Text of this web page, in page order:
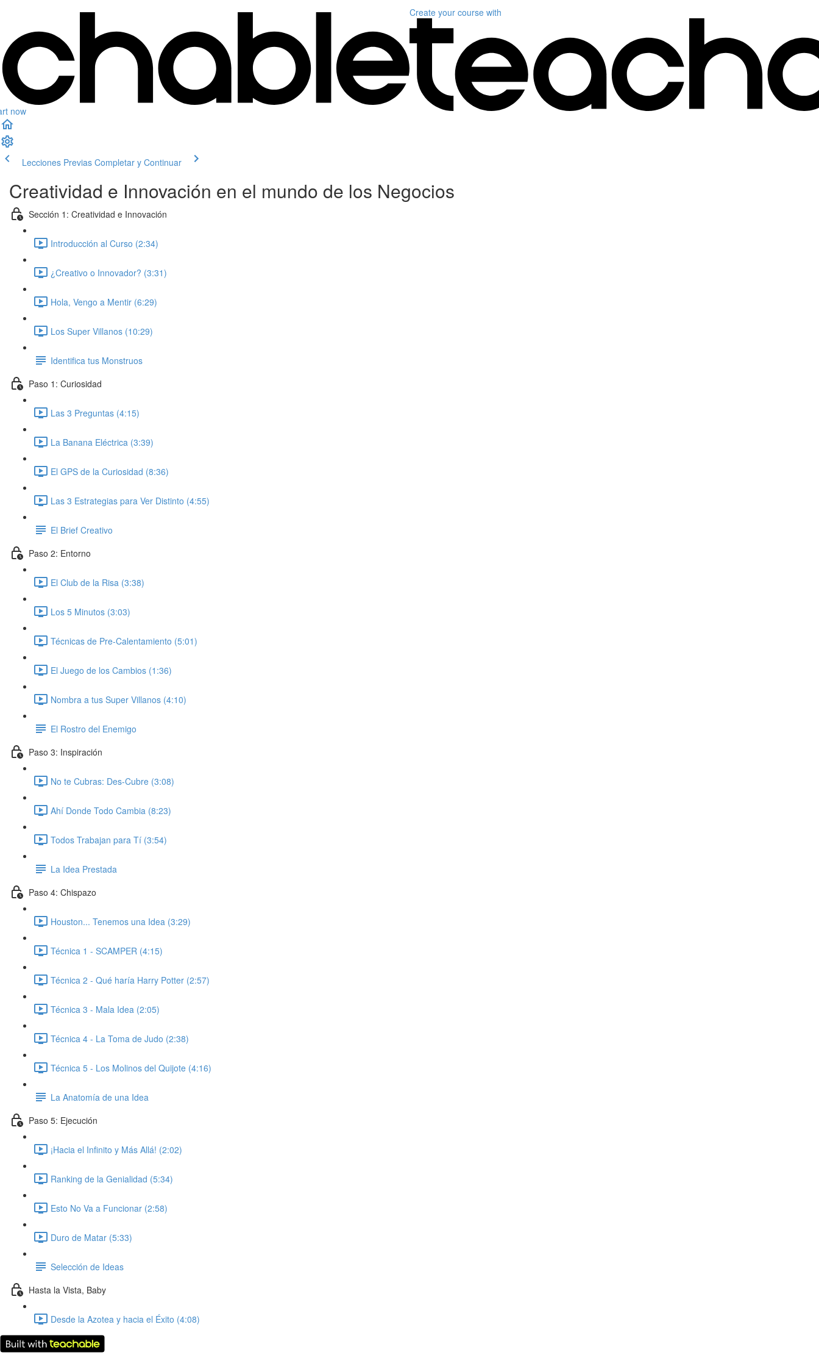
now
Create your course with
Lecciones Previas Completar y Continuar
Creatividad e Innovación en el mundo de los Negocios
Sección 1: Creatividad e Innovación
Introducción al Curso (2:34)
¿Creativo o Innovador? (3:31)
Hola, Vengo a Mentir (6:29)
Los Super Villanos (10:29)
Identifica tus Monstruos
Paso 1: Curiosidad
Las 3 Preguntas (4:15)
La Banana Eléctrica (3:39)
El GPS de la Curiosidad (8:36)
Las 3 Estrategias para Ver Distinto (4:55)
El Brief Creativo
Paso 2: Entorno
El Club de la Risa (3:38)
Los 5 Minutos (3:03)
Técnicas de Pre-Calentamiento (5:01)
El Juego de los Cambios (1:36)
Nombra a tus Super Villanos (4:10)
El Rostro del Enemigo
Paso 3: Inspiración
No te Cubras: Des-Cubre (3:08)
Ahí Donde Todo Cambia (8:23)
Todos Trabajan para Tí (3:54)
La Idea Prestada
Paso 4: Chispazo
Houston... Tenemos una Idea (3:29)
Técnica 1 - SCAMPER (4:15)
Técnica 2 - Qué haría Harry Potter (2:57)
Técnica 3 - Mala Idea (2:05)
Técnica 4 - La Toma de Judo (2:38)
Técnica 5 - Los Molinos del Quijote (4:16)
La Anatomía de una Idea
Paso 5: Ejecución
¡Hacia el Infinito y Más Allá! (2:02)
Ranking de la Genialidad (5:34)
Esto No Va a Funcionar (2:58)
Duro de Matar (5:33)
Selección de Ideas
Hasta la Vista, Baby
Desde la Azotea y hacia el Éxito (4:08)